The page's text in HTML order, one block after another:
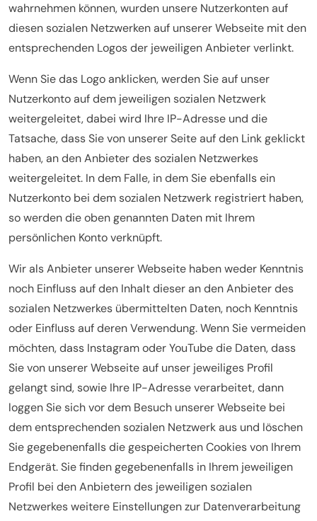
wahrnehmen können, wurden unsere Nutzerkonten auf
diesen sozialen Netzwerken auf unserer Webseite mit den
entsprechenden Logos der jeweiligen Anbieter verlinkt.
Wenn Sie das Logo anklicken, werden Sie auf unser
Nutzerkonto auf dem jeweiligen sozialen Netzwerk
weitergeleitet, dabei wird Ihre IP-Adresse und die
Tatsache, dass Sie von unserer Seite auf den Link geklickt
haben, an den Anbieter des sozialen Netzwerkes
weitergeleitet. In dem Falle, in dem Sie ebenfalls ein
Nutzerkonto bei dem sozialen Netzwerk registriert haben,
so werden die oben genannten Daten mit Ihrem
persönlichen Konto verknüpft.
Wir als Anbieter unserer Webseite haben weder Kenntnis
noch Einfluss auf den Inhalt dieser an den Anbieter des
sozialen Netzwerkes übermittelten Daten, noch Kenntnis
oder Einfluss auf deren Verwendung. Wenn Sie vermeiden
möchten, dass Instagram oder YouTube die Daten, dass
Sie von unserer Webseite auf unser jeweiliges Profil
gelangt sind, sowie Ihre IP-Adresse verarbeitet, dann
loggen Sie sich vor dem Besuch unserer Webseite bei
dem entsprechenden sozialen Netzwerk aus und löschen
Sie gegebenenfalls die gespeicherten Cookies von Ihrem
Endgerät. Sie finden gegebenenfalls in Ihrem jeweiligen
Profil bei den Anbietern des jeweiligen sozialen
Netzwerkes weitere Einstellungen zur Datenverarbeitung